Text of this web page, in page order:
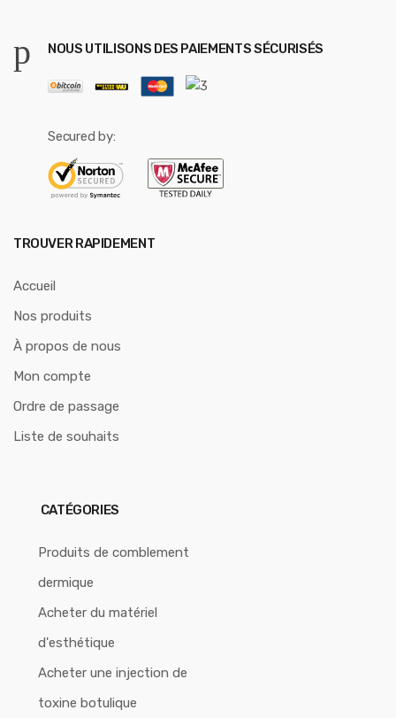
NOUS UTILISONS DES PAIEMENTS SÉCURISÉS
Secured by:
TROUVER RAPIDEMENT
Accueil
Nos produits
À propos de nous
Mon compte
Ordre de passage
Liste de souhaits
CATÉGORIES
Produits de comblement
dermique
Acheter du matériel
d'esthétique
Acheter une injection de
toxine botulique